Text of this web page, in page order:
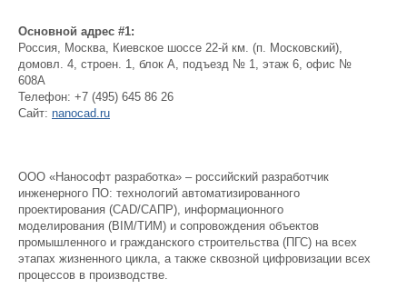
Основной адрес #1:
Россия, Москва, Киевское шоссе 22-й км. (п. Московский),
домовл. 4, строен. 1, блок А, подъезд № 1, этаж 6, офис №
608А
Телефон: +7 (495) 645 86 26
Сайт: nanocad.ru
ООО «Нанософт разработка» – российский разработчик
инженерного ПО: технологий автоматизированного
проектирования (CAD/САПР), информационного
моделирования (BIM/ТИМ) и сопровождения объектов
промышленного и гражданского строительства (ПГС) на всех
этапах жизненного цикла, а также сквозной цифровизации всех
процессов в производстве.